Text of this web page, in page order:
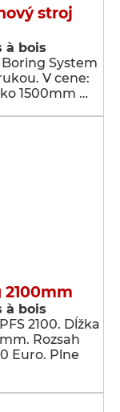
stroj
à bois
System
V cene:
1500mm …
à bois
2100. Dĺžka
Rozsah
Euro. Plne